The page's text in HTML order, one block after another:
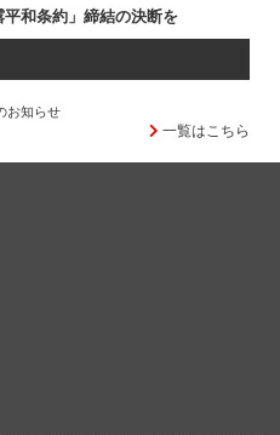
和条約」締結の決断を
お知らせ
一覧はこちら